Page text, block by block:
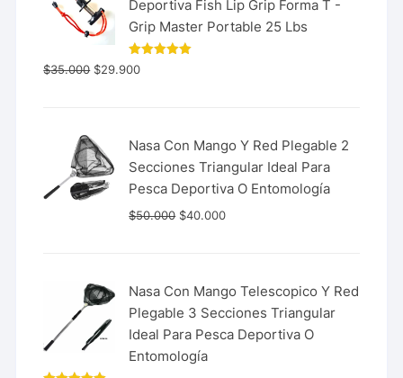
Deportiva Fish Lip Grip Forma T -
Grip Master Portable 25 Lbs
Valorado
con
$35.000 $29.900
Nasa Con Mango Y Red Plegable 2
Secciones Triangular Ideal Para
Pesca Deportiva O Entomología
$50.000 $40.000
Nasa Con Mango Telescopico Y Red
Plegable 3 Secciones Triangular
Ideal Para Pesca Deportiva O
Entomología